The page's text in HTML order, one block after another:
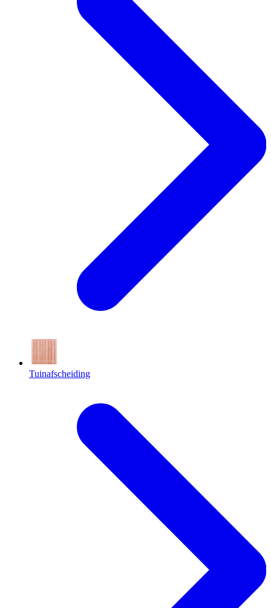
Tuinafscheiding